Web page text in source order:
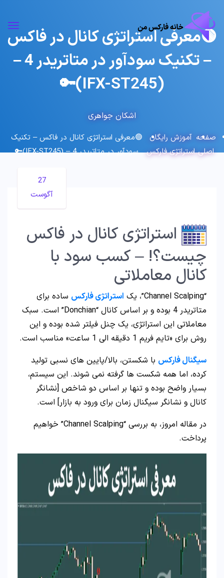
🟢معرفی استراتژی کانال در فاکس
– تکنیک سودآور در متاتریدر 4 –
(IFX-ST245)🔑
اشکان جواهری
صفحه
اصلی
آموزش رایگان
استراتژی فارکس
🟢معرفی استراتژی کانال در فاکس – تکنیک
سودآور در متاتریدر 4 – (IFX-ST245)🔑
27
آگوست
استراتژی کانال در فاکس
چیست؟! – کسب سود با
کانال معاملاتی
“Channel Scalping”، یک استراتژی فارکس ساده برای
متاتریدر 4 بوده و بر اساس کانال “Donchian” است. سبک
معاملاتی این استراتژی، یک چنل فیلتر شده بوده و این
روش برای «تایم فریم 1 دقیقه الی 1 ساعت» مناسب است.
سیگنال فارکس با شکستن، بالا/پایین های نسبی تولید
کرده، اما همه شکست ها گرفته نمی شوند. این سیستم،
بسیار واضح بوده و تنها بر اساس دو شاخص [نشانگر
کانال و نشانگر سیگنال زمان برای ورود به بازار] است.
در مقاله امروز، به بررسی “Channel Scalping” خواهیم
پرداخت.